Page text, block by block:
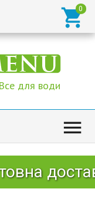

Все для води
